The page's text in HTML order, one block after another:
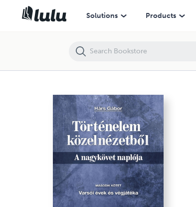
Solutions Products
Történelem közelnézetből 2.